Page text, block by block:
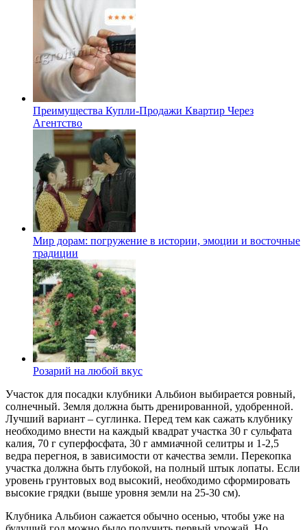
Преимущества Купли-Продажи Квартир Через
Агентство
Мир дорам: погружение в истории, эмоции и восточные
традиции
Розарий на любой вкус
Участок для посадки клубники Альбион выбирается ровный,
солнечный. Земля должна быть дренированной, удобренной.
Лучший вариант – суглинка. Перед тем как сажать клубнику
необходимо внести на каждый квадрат участка 30 г сульфата
калия, 70 г суперфосфата, 30 г аммиачной селитры и 1-2,5
ведра перегноя, в зависимости от качества земли. Перекопка
участка должна быть глубокой, на полный штык лопаты. Если
уровень грунтовых вод высокий, необходимо сформировать
высокие грядки (выше уровня земли на 25-30 см).
Клубника Альбион сажается обычно осенью, чтобы уже на